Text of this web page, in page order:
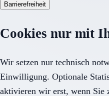
Barrierefreiheit
Cookies nur mit
Wir setzen nur technisch
Einwilligung. Optionale
aktivieren wir erst, wenn Sie